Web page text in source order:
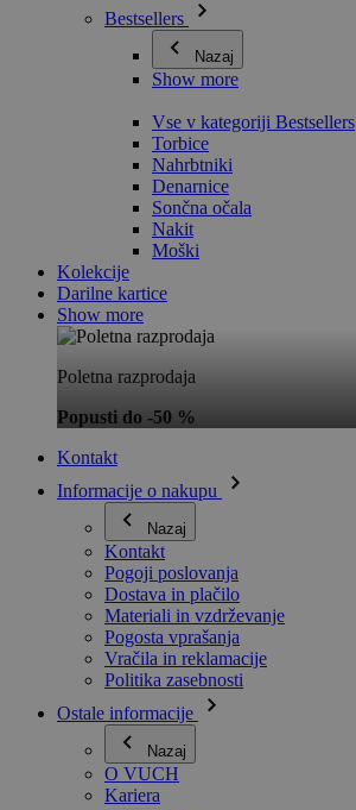
Bestsellers
Nazaj
Show more
Vse v kategoriji Bestsellers
Torbice
Nahrbtniki
Denarnice
Sončna očala
Nakit
Moški
Kolekcije
Darilne kartice
Show more
Poletna razprodaja
Popusti do -50 %
Kontakt
Informacije o nakupu
Nazaj
Kontakt
Pogoji poslovanja
Dostava in plačilo
Materiali in vzdrževanje
Pogosta vprašanja
Vračila in reklamacije
Politika zasebnosti
Ostale informacije
Nazaj
O VUCH
Kariera